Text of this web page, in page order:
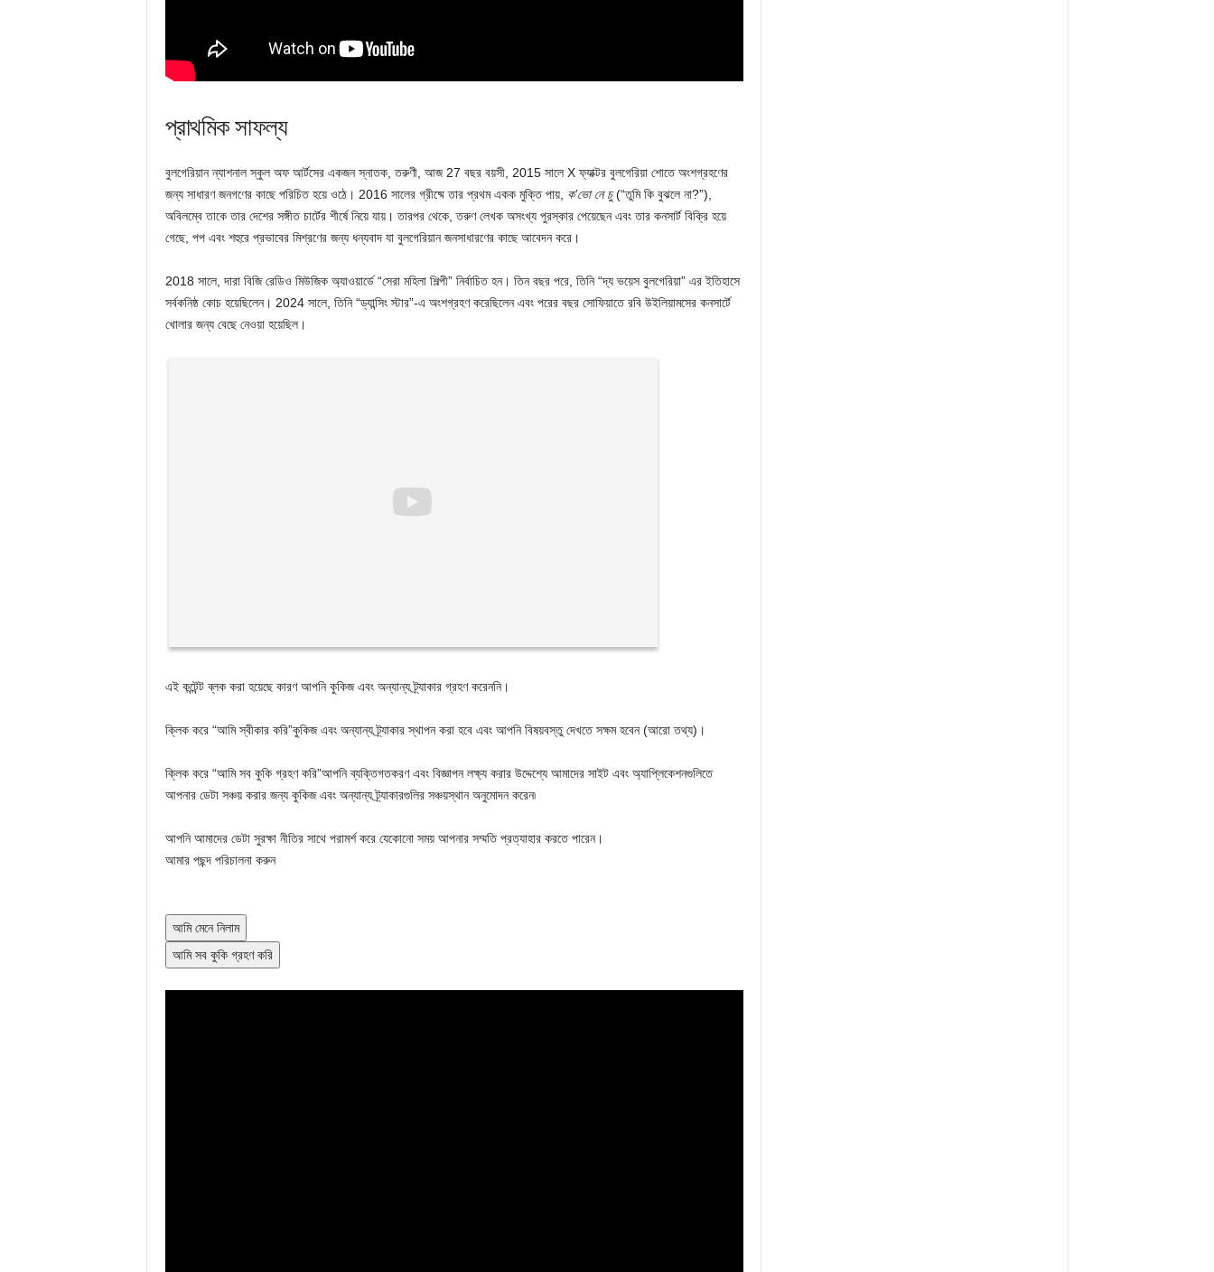
প্রাথমিক সাফল্য
বুলগেরিয়ান ন্যাশনাল স্কুল অফ আর্টসের একজন স্নাতক, তরুণী, আজ 27 বছর বয়সী, 2015 সালে X ফ্যাক্টর বুলগেরিয়া শোতে অংশগ্রহণের
জন্য সাধারণ জনগণের কাছে পরিচিত হয়ে ওঠে। 2016 সালের গ্রীষ্মে তার প্রথম একক মুক্তি পায়, ক’ভো নে চু(“তুমি কি বুঝলে না?”),
অবিলম্বে তাকে তার দেশের সঙ্গীত চার্টের শীর্ষে নিয়ে যায়। তারপর থেকে, তরুণ লেখক অসংখ্য পুরস্কার পেয়েছেন এবং তার কনসার্ট বিক্রি হয়ে
গেছে, পপ এবং শহুরে প্রভাবের মিশ্রণের জন্য ধন্যবাদ যা বুলগেরিয়ান জনসাধারণের কাছে আবেদন করে।
2018 সালে, দারা বিজি রেডিও মিউজিক অ্যাওয়ার্ডে “সেরা মহিলা শিল্পী” নির্বাচিত হন। তিন বছর পরে, তিনি “দ্য ভয়েস বুলগেরিয়া” এর ইতিহাসে
সর্বকনিষ্ঠ কোচ হয়েছিলেন। 2024 সালে, তিনি “ড্যান্সিং স্টার”-এ অংশগ্রহণ করেছিলেন এবং পরের বছর সোফিয়াতে রবি উইলিয়ামসের কনসার্টে
খোলার জন্য বেছে নেওয়া হয়েছিল।
এই কন্টেন্ট ব্লক করা হয়েছে কারণ আপনি কুকিজ এবং অন্যান্য ট্র্যাকার গ্রহণ করেননি।
ক্লিক করে “আমি স্বীকার করি”কুকিজ এবং অন্যান্য ট্র্যাকার স্থাপন করা হবে এবং আপনি বিষয়বস্তু দেখতে সক্ষম হবেন(আরো তথ্য)।
ক্লিক করে “আমি সব কুকি গ্রহণ করি”আপনি ব্যক্তিগতকরণ এবং বিজ্ঞাপন লক্ষ্য করার উদ্দেশ্যে আমাদের সাইট এবং অ্যাপ্লিকেশনগুলিতে
আপনার ডেটা সঞ্চয় করার জন্য কুকিজ এবং অন্যান্য ট্র্যাকারগুলির সঞ্চয়স্থান অনুমোদন করেন৷
আপনি আমাদের ডেটা সুরক্ষা নীতির সাথে পরামর্শ করে যেকোনো সময় আপনার সম্মতি প্রত্যাহার করতে পারেন।
আমার পছন্দ পরিচালনা করুন
আমি মেনে নিলাম
আমি সব কুকি গ্রহণ করি